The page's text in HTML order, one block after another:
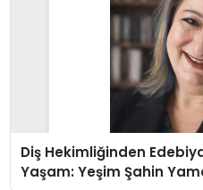
Diş Hekimliğinden
Yaşam: Yeşim Şahin